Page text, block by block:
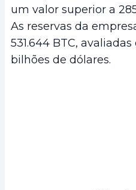
um valor superior a
As reservas da
531.644 BTC,
bilhões de dólares.